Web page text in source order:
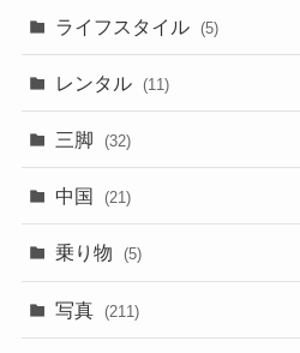
ライフスタイル (5)
レンタル (11)
三脚 (32)
中国 (21)
乗り物 (5)
写真 (211)